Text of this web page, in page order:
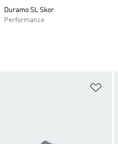
Duramo SL Skor
Performance